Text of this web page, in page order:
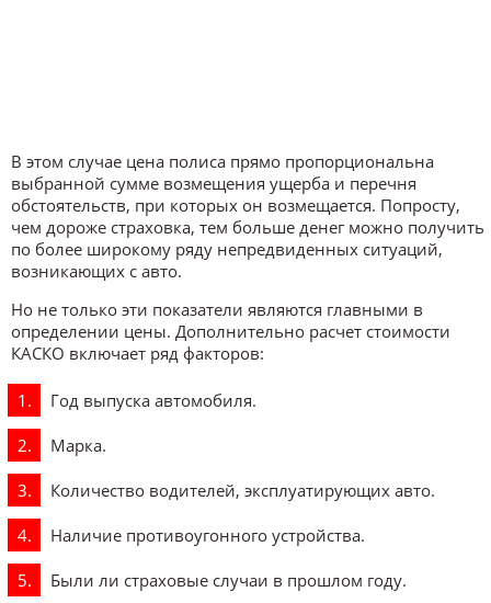
В этом случае цена полиса прямо пропорциональна
выбранной сумме возмещения ущерба и перечня
обстоятельств, при которых он возмещается. Попросту,
чем дороже страховка, тем больше денег можно получить
по более широкому ряду непредвиденных ситуаций,
возникающих с авто.
Но не только эти показатели являются главными в
определении цены. Дополнительно расчет стоимости
КАСКО включает ряд факторов:
Год выпуска автомобиля.
Марка.
Количество водителей, эксплуатирующих авто.
Наличие противоугонного устройства.
Были ли страховые случаи в прошлом году.